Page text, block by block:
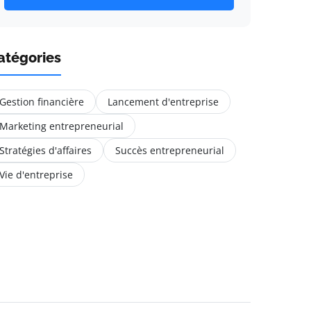
financière
Lancement d'entreprise
entrepreneurial
d'affaires
Succès entrepreneurial
d'entreprise